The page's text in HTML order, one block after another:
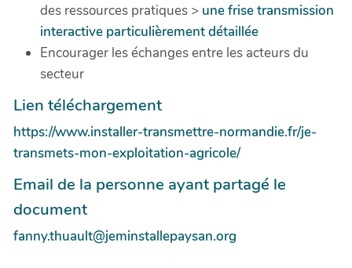
des ressources pratiques > une frise transmission
interactive particulièrement détaillée
Encourager les échanges entre les acteurs du
secteur
Lien téléchargement
https://www.installer-transmettre-normandie.fr/je-
transmets-mon-exploitation-agricole/
Email de la personne ayant partagé le
document
fanny.thuault@jeminstallepaysan.org